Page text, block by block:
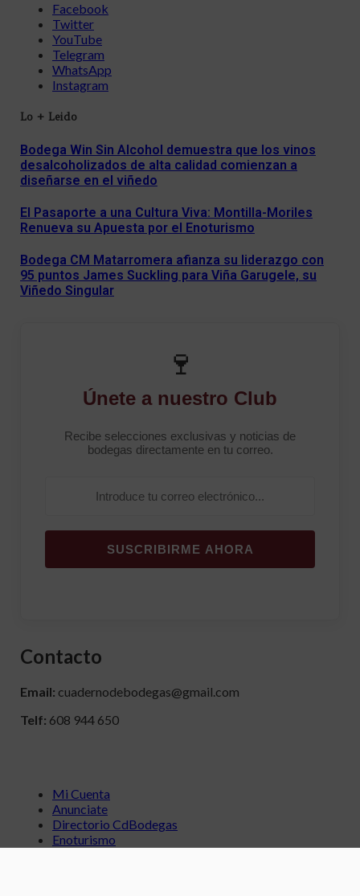
Facebook
Twitter
YouTube
Telegram
WhatsApp
Instagram
Lo + Leido
Bodega Win Sin Alcohol demuestra que los vinos
desalcoholizados de alta calidad comienzan a
diseñarse en el viñedo
El Pasaporte a una Cultura Viva: Montilla-Moriles
Renueva su Apuesta por el Enoturismo
Bodega CM Matarromera afianza su liderazgo con
95 puntos James Suckling para Viña Garugele, su
Viñedo Singular
🍷
Únete a nuestro Club
Recibe selecciones exclusivas y noticias de
bodegas directamente en tu correo.
SUSCRIBIRME AHORA
Contacto
Email: cuadernodebodegas@gmail.com
Telf: 608 944 650
Mi Cuenta
Anunciate
Directorio CdBodegas
Enoturismo